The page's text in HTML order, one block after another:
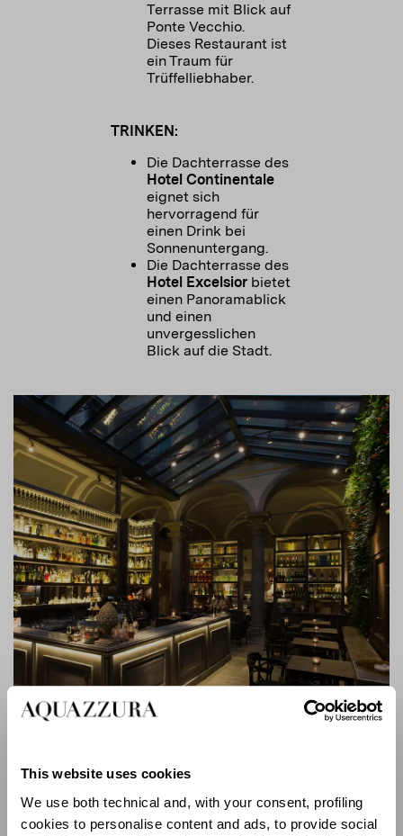
This website uses cookies
We use both technical and, with your consent, profiling
cookies to personalise content and ads, to provide social
Terrasse mit Blick auf
Ponte Vecchio.
Dieses Restaurant ist
ein Traum für
Trüffelliebhaber.
TRINKEN:
Die Dachterrasse des
Hotel Continentale
eignet sich
hervorragend für
einen Drink bei
Sonnenuntergang.
Die Dachterrasse des
Hotel Excelsior bietet
einen Panoramablick
und einen
unvergesslichen
Blick auf die Stadt.